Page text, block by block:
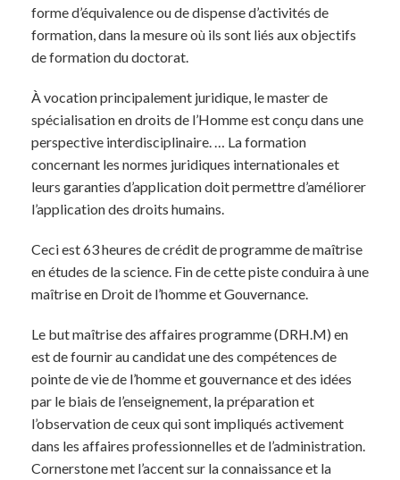
forme d’équivalence ou de dispense d’activités de
formation, dans la mesure où ils sont liés aux objectifs
de formation du doctorat.
À vocation principalement juridique, le master de
spécialisation en droits de l’Homme est conçu dans une
perspective interdisciplinaire. … La formation
concernant les normes juridiques internationales et
leurs garanties d’application doit permettre d’améliorer
l’application des droits humains.
Ceci est 63 heures de crédit de programme de maîtrise
en études de la science. Fin de cette piste conduira à une
maîtrise en Droit de l’homme et Gouvernance.
Le but maîtrise des affaires programme (DRH.M) en
est de fournir au candidat une des compétences de
pointe de vie de l’homme et gouvernance et des idées
par le biais de l’enseignement, la préparation et
l’observation de ceux qui sont impliqués activement
dans les affaires professionnelles et de l’administration.
Cornerstone met l’accent sur la connaissance et la